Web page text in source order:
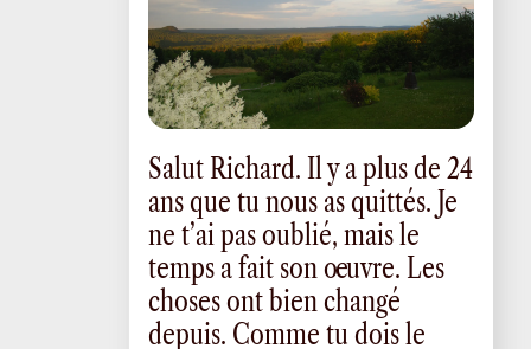
Salut Richard. Il y a plus de 24
ans que tu nous as quittés. Je
ne t’ai pas oublié, mais le
temps a fait son œuvre. Les
choses ont bien changé
depuis. Comme tu dois le